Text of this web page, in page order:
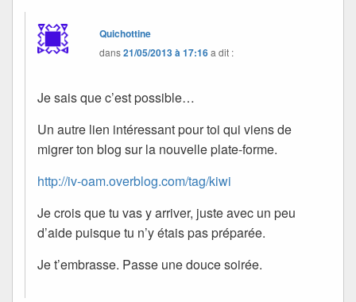
Quichottine
dans21/05/2013 à 17:16a dit :
Je sais que c’est possible…
Un autre lien intéressant pour toi qui viens de
migrer ton blog sur la nouvelle plate-forme.
http://iv-oam.overblog.com/tag/kiwi
Je crois que tu vas y arriver, juste avec un peu
d’aide puisque tu n’y étais pas préparée.
Je t’embrasse. Passe une douce soirée.